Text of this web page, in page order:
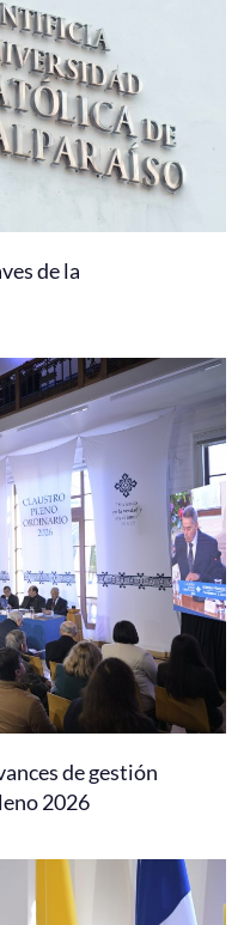
de la
de gestión
2026